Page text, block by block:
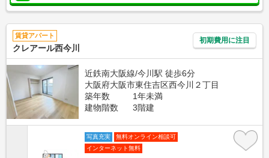
賃貸アパート
クレアール西今川
初期費用に注目
近鉄南大阪線/今川駅 徒歩6分
大阪府大阪市東住吉区西今川２丁目
築年数
1年未満
建物階数
3階建
写真充実
無料オンライン相談可
インターネット無料